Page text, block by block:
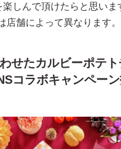
楽しんで頂けたらと思い
店舗によって異なります。
せたカルビーポテ
コラボキャンペー